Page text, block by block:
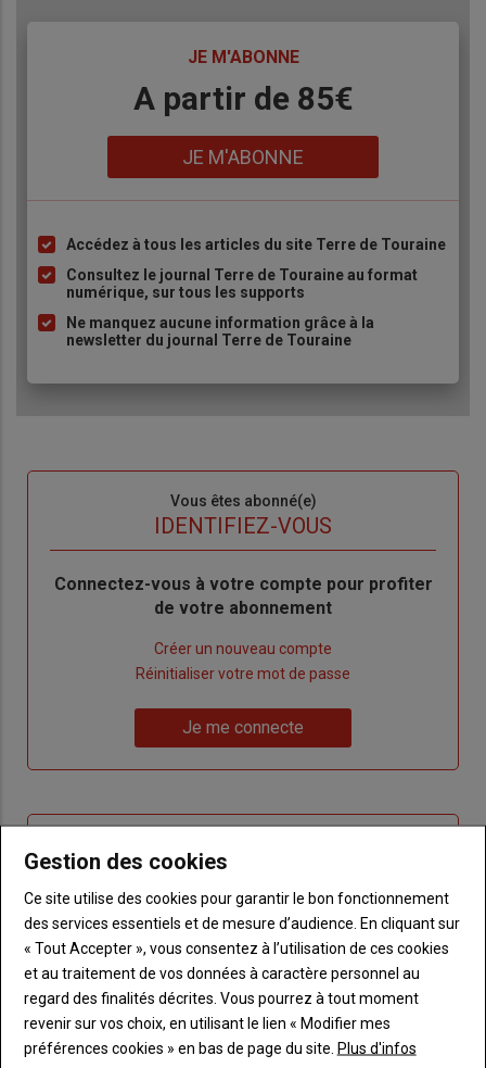
JE M'ABONNE
A partir de 85€
JE M'ABONNE
Liste
à
puce
Accédez à tous les articles du site Terre de Touraine
Consultez le journal Terre de Touraine au format
numérique, sur tous les supports
Ne manquez aucune information grâce à la
newsletter du journal Terre de Touraine
Vous êtes abonné(e)
IDENTIFIEZ-VOUS
Body
Connectez-vous à votre compte pour profiter
de votre abonnement
Créer un nouveau compte
de
Réinitialiser votre mot de passe
me
Je me connecte
titre
TITRE CRÉEZ UN COMPTE
BodyChoisissez votre formule et créez votre
compte pour accéder à tout Terre de
Touraine.
Lien Créez un compte
Gestion des cookies
Ce site utilise des cookies pour garantir le bon fonctionnement
des services essentiels et de mesure d’audience. En cliquant sur
« Tout Accepter », vous consentez à l’utilisation de ces cookies
et au traitement de vos données à caractère personnel au
regard des finalités décrites. Vous pourrez à tout moment
revenir sur vos choix, en utilisant le lien « Modifier mes
préférences cookies » en bas de page du site. Plus d'infos